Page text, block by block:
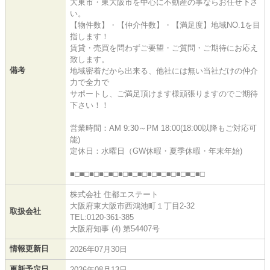
備考
大東市・東大阪市を中心に不動産の事ならお任せ下さ
い。
【物件数】・【仲介件数】・【満足度】地域NO.1を目
指します！
賃貸・売買を問わずご要望・ご質問・ご期待にお応え
致します。
地域密着だから出来る、他社には無い当社だけの仲介
力で全力で
サポートし、ご満足頂けます様頑張りますのでご期待
下さい！！
営業時間：AM 9:30～PM 18:00(18:00以降もご対応可
能)
定休日：水曜日（GW休暇・夏季休暇・年末年始)
■□■□■□■□■□■□■□■□■□■□■□■□■□■□
取扱会社
株式会社 住都エステート
大阪府東大阪市西鴻池町１丁目2-32
TEL:0120-361-385
大阪府知事 (4) 第54407号
情報更新日 2026年07月30日